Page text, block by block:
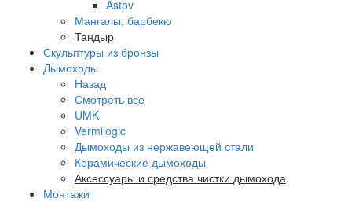
Astov
Мангалы, барбекю
Тандыр
Скульптуры из бронзы
Дымоходы
Назад
Смотреть все
UMK
Vermilogic
Дымоходы из нержавеющей стали
Керамические дымоходы
Аксессуары и средства чистки дымохода
Монтажи